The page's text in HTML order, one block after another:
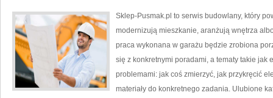
Sklep-Pusmak.pl to serwis budowlany, który
modernizują mieszkanie, aranżują wnętrza
praca wykonana w garażu będzie zrobiona
się z konkretnymi poradami, a tematy takie jak
problemami: jak coś zmierzyć, jak przykręcić
materiały do konkretnego zadania. Ulubione